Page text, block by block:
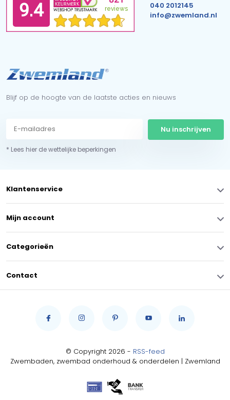
040 2012145
info@zwemland.nl
Blijf op de hoogte van de laatste acties en nieuws
Nu inschrijven
* Lees hier de wettelijke beperkingen
Klantenservice
Mijn account
Categorieën
Contact
© Copyright 2026 - RSS-feed
Zwembaden, zwembad onderhoud & onderdelen | Zwemland